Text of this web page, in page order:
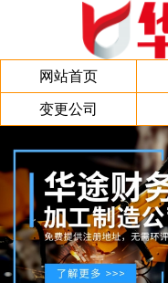
网站首页
变更公司